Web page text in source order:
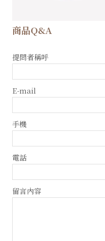
商品Q&A
提問者稱呼
E-mail
手機
電話
留言內容